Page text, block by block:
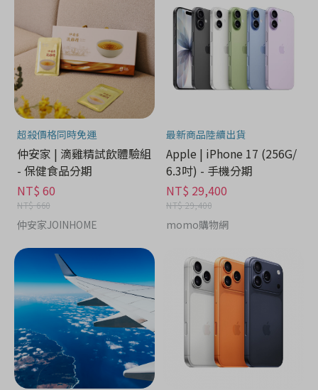
超殺價格同時免運
仲安家 | 滴雞精試飲體驗組
- 保健食品分期
NT$ 60
NT$ 660
仲安家JOINHOME
最新商品陸續出貨
Apple | iPhone 17 (256G/
6.3吋) - 手機分期
NT$ 29,400
NT$ 29,400
momo購物網